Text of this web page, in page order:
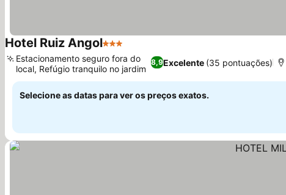
Hotel Ruiz Angol3 Estrelas
8,9Excelente (35 pontuações)
Estacionamento seguro fora do
local, Refúgio tranquilo no jardim
Selecione as datas para ver os preços exatos.